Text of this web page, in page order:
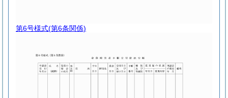
第6号様式(第6条関係)